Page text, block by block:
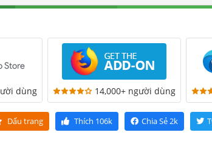
dùng 14,000+ người dùng
Dấu trang Thích 106k Chia Sẻ2k